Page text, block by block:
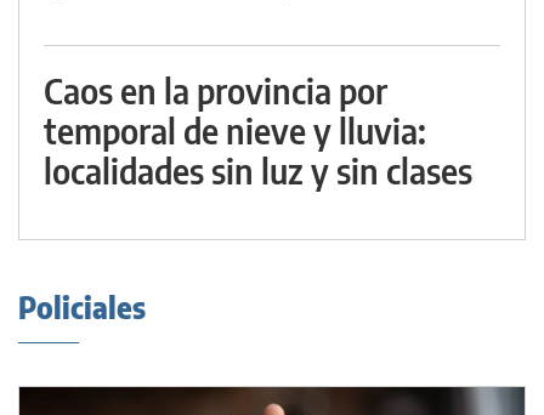
Caos en la provincia por
temporal de nieve y lluvia:
localidades sin luz y sin clases
Policiales